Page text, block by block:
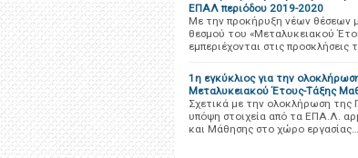
ΕΠΑΛ περιόδου 2019-2020
Με την προκήρυξη νέων θέσεων
θεσμού του «Μεταλυκειακού
εμπεριέχονται στις προσκλήσεις
1η εγκύκλιος για την
Μεταλυκειακού Έτους-Τάξης
Σχετικά με την ολοκλήρωση
υπόψη στοιχεία από τα ΕΠΑ.Λ.
και Μάθησης στο χώρο εργασίας…